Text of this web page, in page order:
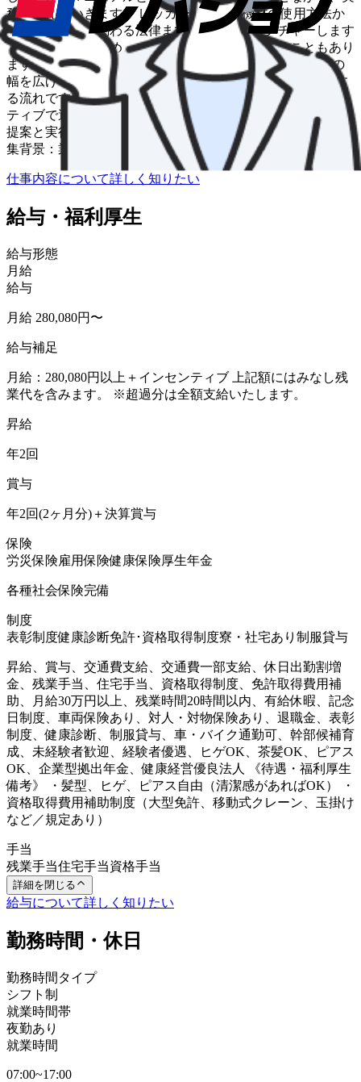
務を覚えていきます ・レッカー車や各種機材の使用方法か
ら、道路作業に関わる法律まで、しっかりレクチャーします
・スキル向上のため、スタッフ同士で練習を行うこともあり
ます ・まずは簡単な現場を一人で担当し、少しずつ仕事の
幅を広げていって、試用期間3カ月が過ぎた頃に独り立ちす
る流れです ◆企業文化 ・社員の頑張りには賞与やインセン
ティブで還元する、成果主義の会社です ・ボトムアップの
提案と実行が評価される、現場ファーストの職場です ◆募
集背景：業績好調のため増員
仕事内容について詳しく知りたい
給与・福利厚生
給与形態
月給
給与
月給 280,080円〜
給与補足
月給：280,080円以上＋インセンティブ 上記額にはみなし残
業代を含みます。 ※超過分は全額支給いたします。
昇給
年2回
賞与
年2回(2ヶ月分)＋決算賞与
保険
労災保険雇用保険健康保険厚生年金
各種社会保険完備
制度
表彰制度健康診断免許･資格取得制度寮・社宅あり 制服貸与
昇給、賞与、交通費支給、交通費一部支給、休日出勤割増
金、残業手当、住宅手当、資格取得制度、免許取得費用補
助、月給30万円以上、残業時間20時間以内、有給休暇、記念
日制度、車両保険あり、対人・対物保険あり、退職金、表彰
制度、健康診断、制服貸与、車・バイク通勤可、幹部候補育
成、未経験者歓迎、経験者優遇、ヒゲOK、茶髪OK、ピアス
OK、企業型拠出年金、健康経営優良法人 《待遇・福利厚生
備考》 ・髪型、ヒゲ、ピアス自由（清潔感があればOK） ・
資格取得費用補助制度（大型免許、移動式クレーン、玉掛け
など／規定あり）
手当
残業手当住宅手当資格手当
詳細を閉じる
給与について詳しく知りたい
勤務時間・休日
勤務時間タイプ
シフト制
就業時間帯
夜勤あり
就業時間
07:00~17:00